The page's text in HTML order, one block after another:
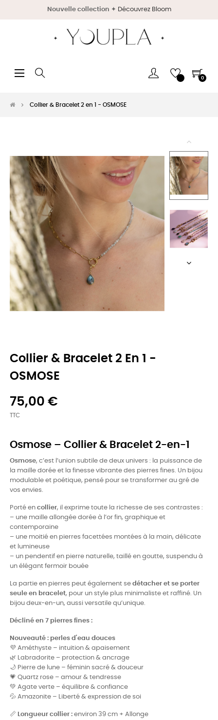
Nouvelle collection ✦ Découvrez Bloom
Basculer
☰ 0
Collier & Bracelet 2 en 1 - OSMOSE
Collier & Bracelet 2 En 1 -
OSMOSE
75,00 €
TTC
Osmose – Collier & Bracelet 2-en-1
Osmose, c’est l’union subtile de deux univers : la puissance de
la maille dorée et la finesse vibrante des pierres fines. Un bijou
modulable et poétique, pensé pour se transformer au gré de
vos envies.
Porté en collier, il exprime toute la richesse de ses contrastes :
– une maille allongée dorée à l’or fin, graphique et
contemporaine
– une moitié en pierres facettées montées à la main, délicate
et lumineuse
– un pendentif en pierre naturelle, taillé en goutte, suspendu à
un élégant fermoir bouée
La partie en pierres peut également se détacher et se porter
seule en bracelet, pour un style plus minimaliste et raffiné. Un
bijou deux-en-un, aussi versatile qu’unique.
Décliné en 7 pierres fines :
Nouveauté : perles d'eau douces
💜 Améthyste – intuition & apaisement
🌿 Labradorite – protection & ancrage
🌙 Pierre de lune – féminin sacré & douceur
💗 Quartz rose – amour & tendresse
💚 Agate verte – équilibre & confiance
💦 Amazonite – Liberté & expression de soi
📏 Longueur collier : environ 39 cm + Allonge